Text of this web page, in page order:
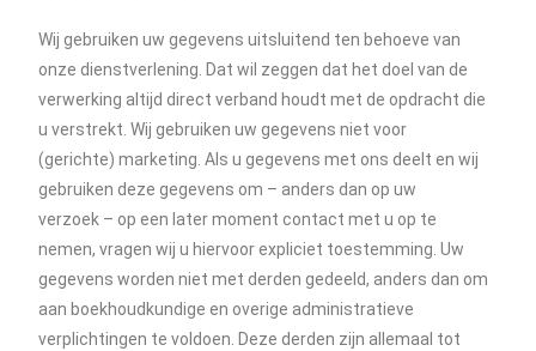
Wij gebruiken uw gegevens uitsluitend ten behoeve van
onze dienstverlening. Dat wil zeggen dat het doel van de
verwerking altijd direct verband houdt met de opdracht die
u verstrekt. Wij gebruiken uw gegevens niet voor
(gerichte) marketing. Als u gegevens met ons deelt en wij
gebruiken deze gegevens om – anders dan op uw
verzoek – op een later moment contact met u op te
nemen, vragen wij u hiervoor expliciet toestemming. Uw
gegevens worden niet met derden gedeeld, anders dan om
aan boekhoudkundige en overige administratieve
verplichtingen te voldoen. Deze derden zijn allemaal tot